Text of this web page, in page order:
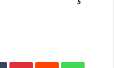
Tumblr Pinterest Reddit